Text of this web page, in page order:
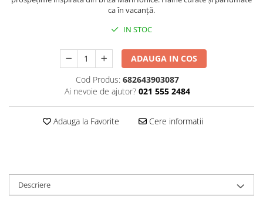
Servetele Umede
ca în vacanță.
IN STOC
ADAUGA IN COS
Cod Produs: 682643903087
Ai nevoie de ajutor? 021 555 2484
Adauga la Favorite Cere informatii
Descriere